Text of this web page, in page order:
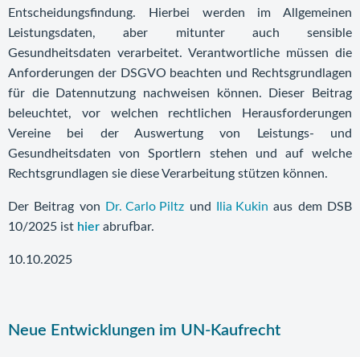
Entscheidungsfindung. Hierbei werden im Allgemeinen
Leistungsdaten, aber mitunter auch sensible
Gesundheitsdaten verarbeitet. Verantwortliche müssen die
Anforderungen der DSGVO beachten und Rechtsgrundlagen
für die Datennutzung nachweisen können. Dieser Beitrag
beleuchtet, vor welchen rechtlichen Herausforderungen
Vereine bei der Auswertung von Leistungs- und
Gesundheitsdaten von Sportlern stehen und auf welche
Rechtsgrundlagen sie diese Verarbeitung stützen können.
Der Beitrag von Dr. Carlo Piltz und Ilia Kukin aus dem DSB
10/2025 ist hier abrufbar.
10.10.2025
Neue Entwicklungen im UN-Kaufrecht